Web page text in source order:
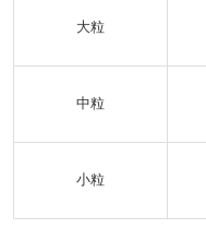
大粒
中粒
小粒